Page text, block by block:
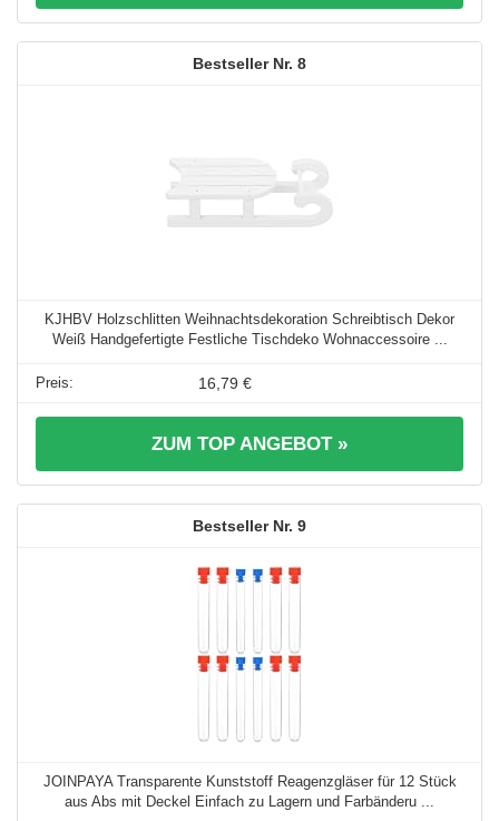
8
KJHBV Holzschlitten Weihnachtsdekoration Schreibtisch Dekor
Weiß Handgefertigte Festliche Tischdeko Wohnaccessoire ...
16,79 €
ZUM TOP ANGEBOT »
9
JOINPAYA Transparente Kunststoff Reagenzgläser für 12 Stück
aus Abs mit Deckel Einfach zu Lagern und Farbänderu ...